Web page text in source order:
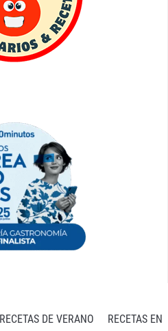
RECETAS DE VERANO
RECETAS EN